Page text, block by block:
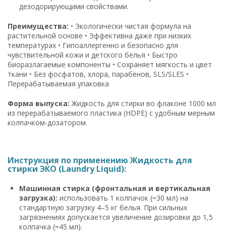
дезодорирующими свойствами.
Преимущества: • Экологически чистая формула на
растительной основе • Эффективна даже при низких
температурах • Гипоаллергенно и безопасно для
чувствительной кожи и детского белья • Быстро
биоразлагаемые компоненты • Сохраняет мягкость и цвет
ткани • Без фосфатов, хлора, парабенов, SLS/SLES •
Перерабатываемая упаковка
Форма выпуска: Жидкость для стирки во флаконе 1000 мл
из перерабатываемого пластика (HDPE) с удобным мерным
колпачком-дозатором.
Инструкция по применению Жидкость для
стирки ЭКО (Laundry Liquid):
Машинная стирка (фронтальная и вертикальная
загрузка): использовать 1 колпачок (≈30 мл) на
стандартную загрузку 4–5 кг белья. При сильных
загрязнениях допускается увеличение дозировки до 1,5
колпачка (≈45 мл).